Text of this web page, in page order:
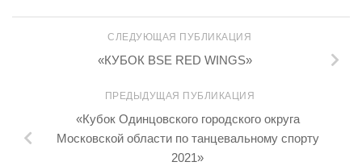
СЛЕДУЮЩАЯ ПУБЛИКАЦИЯ
«КУБОК BSE RED WINGS»
ПРЕДЫДУЩАЯ ПУБЛИКАЦИЯ
«Кубок Одинцовского городского округа
Московской области по танцевальному спорту
2021»